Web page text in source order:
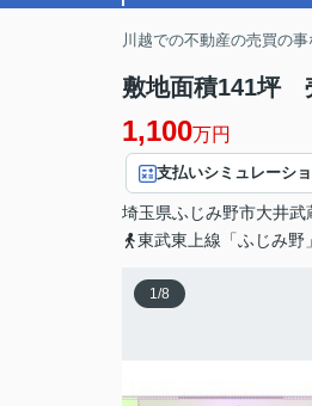
川越での不動産の売買の
敷地面積141坪
1,100万円
支払いシミュレーシ
埼玉県ふじみ野市大井武
東武東上線「ふじみ野
1/8